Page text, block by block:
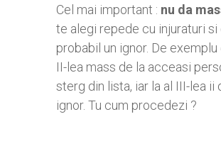
Cel mai important : nu da
te alegi repede cu injuraturi si
probabil un ignor. De exemplu
II-lea mass de la acceasi
sterg din lista, iar la al III-lea ii
ignor. Tu cum procedezi ?